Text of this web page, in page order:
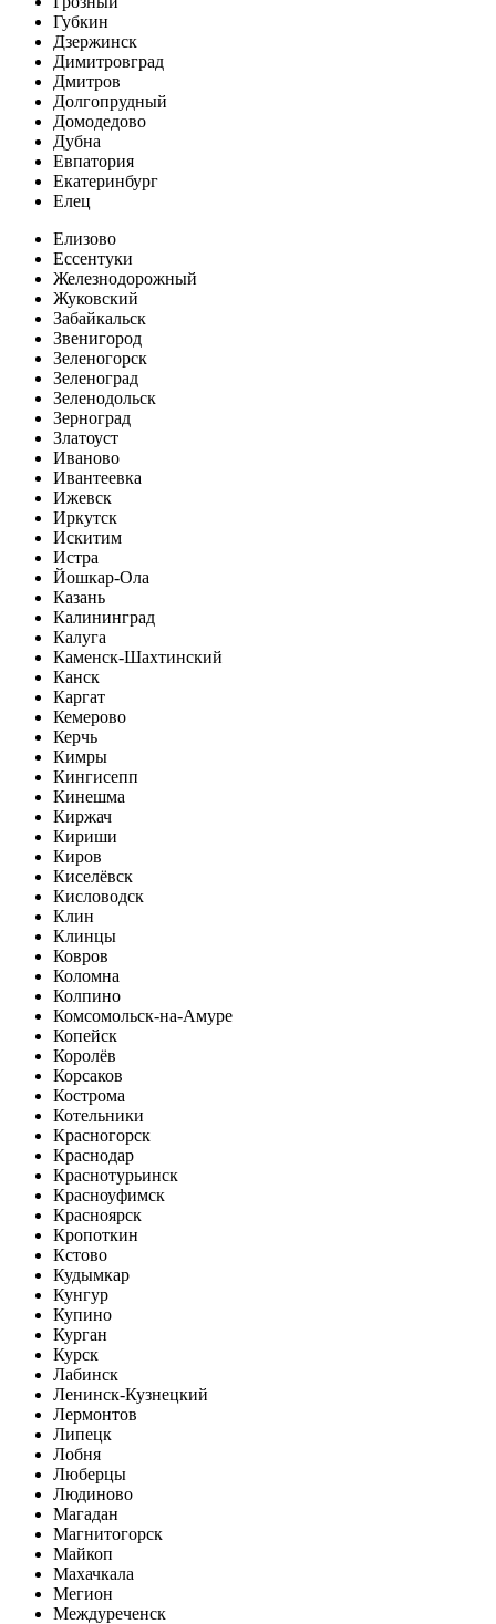
Губкин
Дзержинск
Димитровград
Дмитров
Долгопрудный
Домодедово
Дубна
Евпатория
Екатеринбург
Елец
Елизово
Ессентуки
Железнодорожный
Жуковский
Забайкальск
Звенигород
Зеленогорск
Зеленоград
Зеленодольск
Зерноград
Златоуст
Иваново
Ивантеевка
Ижевск
Иркутск
Искитим
Истра
Йошкар-Ола
Казань
Калининград
Калуга
Каменск-Шахтинский
Канск
Каргат
Кемерово
Керчь
Кимры
Кингисепп
Кинешма
Киржач
Кириши
Киров
Киселёвск
Кисловодск
Клин
Клинцы
Ковров
Коломна
Колпино
Комсомольск-на-Амуре
Копейск
Королёв
Корсаков
Кострома
Котельники
Красногорск
Краснодар
Краснотурьинск
Красноуфимск
Красноярск
Кропоткин
Кстово
Кудымкар
Кунгур
Купино
Курган
Курск
Лабинск
Ленинск-Кузнецкий
Лермонтов
Липецк
Лобня
Люберцы
Людиново
Магадан
Магнитогорск
Майкоп
Махачкала
Мегион
Междуреченск